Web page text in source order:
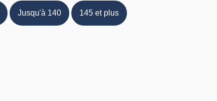
Jusqu'à 140 145 et plus